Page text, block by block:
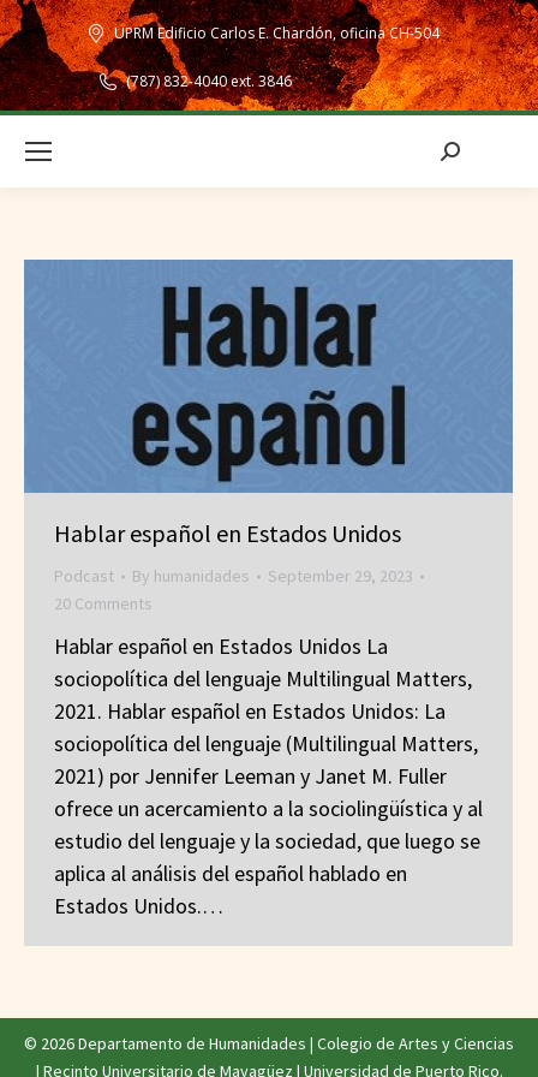
UPRM Edificio Carlos E. Chardón, oficina CH-504
(787) 832-4040 ext. 3846
Search:
Hablar español en Estados Unidos
Podcast By humanidades
September 29, 2023
20 Comments
Hablar español en Estados Unidos La
sociopolítica del lenguaje Multilingual Matters,
2021. Hablar español en Estados Unidos: La
sociopolítica del lenguaje (Multilingual Matters,
2021) por Jennifer Leeman y Janet M. Fuller
ofrece un acercamiento a la sociolingüística y al
estudio del lenguaje y la sociedad, que luego se
aplica al análisis del español hablado en
Estados Unidos.…
© 2026 Departamento de Humanidades | Colegio de Artes y Ciencias
| Recinto Universitario de Mayagüez| Universidad de Puerto Rico.